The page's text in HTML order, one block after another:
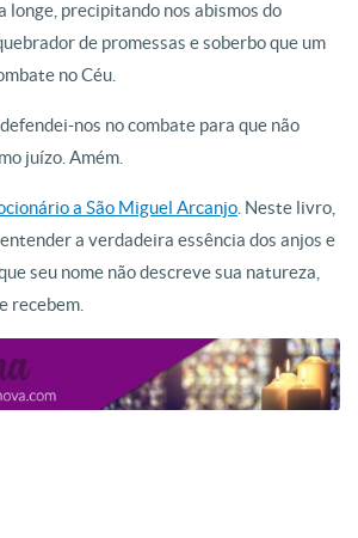
longe, precipitando nos abismos do
de promessas e soberbo que um
no Céu.
nos no combate para que não
juízo. Amém.
a São Miguel Arcanjo . Neste livro,
a verdadeira essência dos anjos e
seu nome não descreve sua natureza,
recebem.